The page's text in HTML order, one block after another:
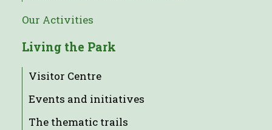
Our Activities
Living the Park
Visitor Centre
Events and initiatives
The thematic trails